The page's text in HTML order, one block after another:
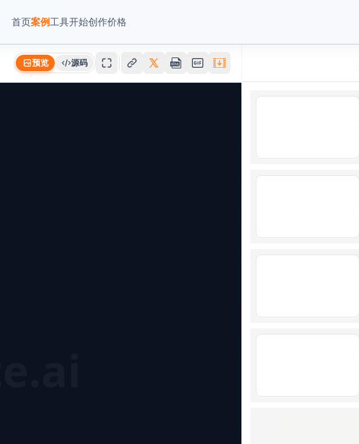
首页案例工具开始创作价格
预览 源码